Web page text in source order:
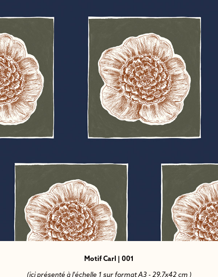
Motif Carl | 001
(ici présenté à l'échelle 1 sur format A3 - 29,7x42 cm )